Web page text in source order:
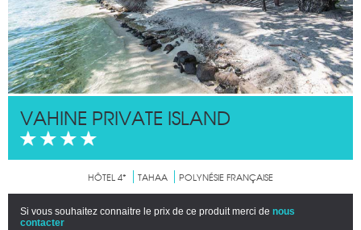
VAHINE PRIVATE ISLAND
HÔTEL 4* TAHAA POLYNÉSIE FRANÇAISE
Si vous souhaitez connaitre le prix de ce produit merci de nous
contacter